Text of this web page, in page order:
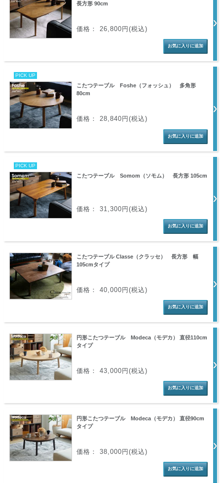
長方形 90cm
価格： 26,800円(税込)
PICK UP
こたつテーブル Foshe（フォッシュ） 多角形
80cm
価格： 28,840円(税込)
PICK UP
こたつテーブル Somom（ソモム） 長方形 105cm
価格： 31,300円(税込)
こたつテーブル Classe（クラッセ） 長方形 幅
105cmタイプ
価格： 40,000円(税込)
円形こたつテーブル Modeca（モデカ） 直径110cm
タイプ
価格： 43,000円(税込)
円形こたつテーブル Modeca（モデカ） 直径90cm
タイプ
価格： 38,000円(税込)